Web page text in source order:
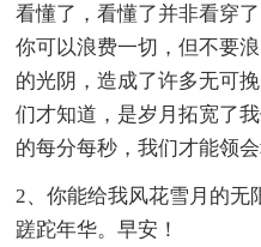
看懂了，看懂了并非看穿
你可以浪费一切，但不要
的光阴，造成了许多无可
们才知道，是岁月拓宽了
的每分每秒，我们才能领
2、你能给我风花雪月的无
蹉跎年华。早安！